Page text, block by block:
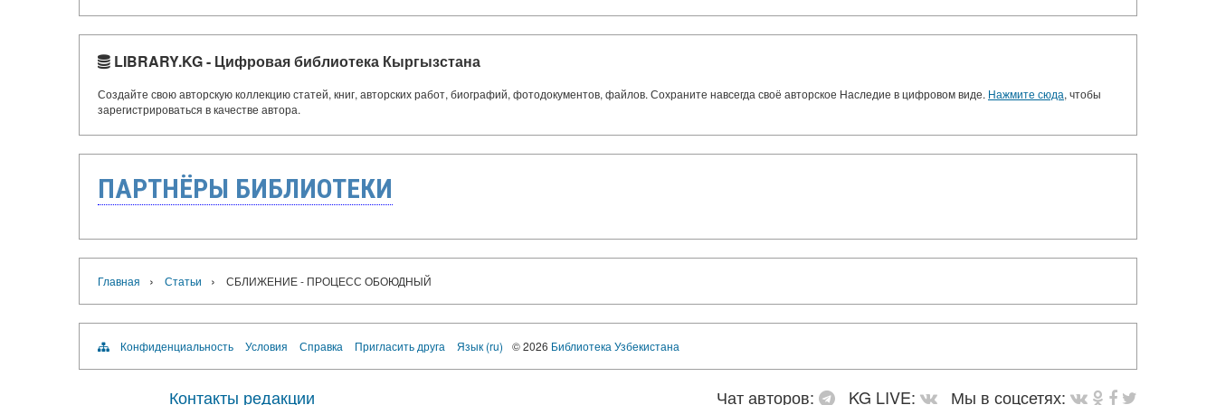
LIBRARY.KG - Цифровая библиотека Кыргызстана
Создайте свою авторскую коллекцию статей, книг, авторских работ, биографий, фотодокументов, файлов. Сохраните навсегда своё авторское Наследие в цифровом виде. Нажмите сюда, чтобы
зарегистрироваться в качестве автора.
ПАРТНЁРЫ БИБЛИОТЕКИ
Главная › Статьи › СБЛИЖЕНИЕ - ПРОЦЕСС ОБОЮДНЫЙ
Конфиденциальность Условия Справка Пригласить друга Язык (ru) © 2026 Библиотека Узбекистана
Контакты редакции Чат авторов: KG LIVE: Мы в соцсетях: